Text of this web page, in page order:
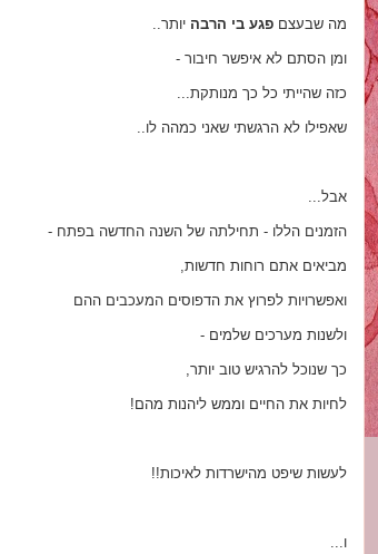
מה שבעצם פגע בי הרבה יותר..
ומן הסתם לא איפשר חיבור -
כזה שהייתי כל כך מנותקת...
שאפילו לא הרגשתי שאני כמהה לו..
אבל...
הזמנים הללו - תחילתה של השנה החדשה בפתח -
מביאים אתם רוחות חדשות,
ואפשרויות לפרוץ את הדפוסים המעכבים ההם
ולשנות מערכים שלמים -
כך שנוכל להרגיש טוב יותר,
לחיות את החיים וממש ליהנות מהם!
לעשות שיפט מהישרדות לאיכות!!
ו...